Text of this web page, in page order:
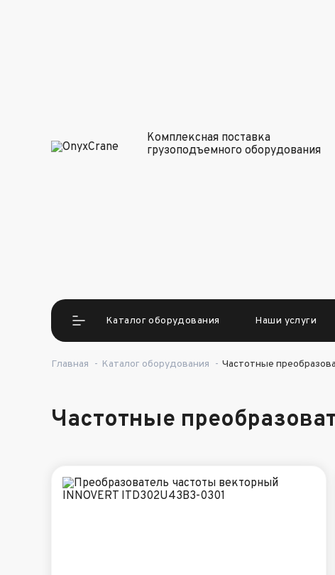
Комплексная поставка
грузоподъемного оборудования
Каталог оборудования Наши услуги
Главная - Каталог оборудования - Частотные
Частотные